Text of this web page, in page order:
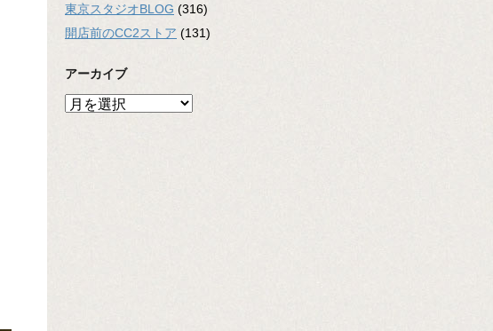
東京スタジオBLOG (316)
開店前のCC2ストア (131)
アーカイブ
ア